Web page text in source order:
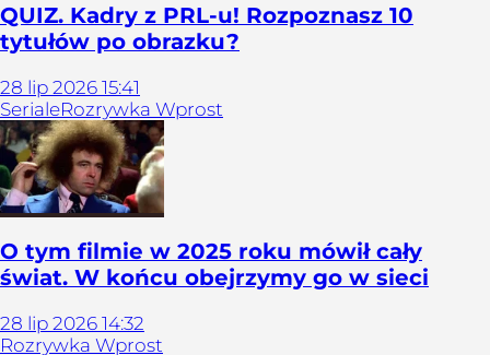
QUIZ. Kadry z PRL-u! Rozpoznasz 10
tytułów po obrazku?
28 lip 2026 15:41
SerialeRozrywka Wprost
O tym filmie w 2025 roku mówił cały
świat. W końcu obejrzymy go w sieci
28 lip 2026 14:32
Rozrywka Wprost